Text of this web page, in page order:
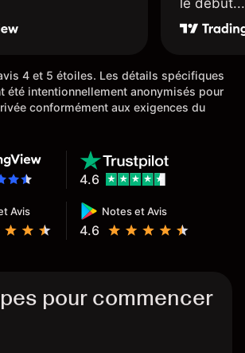
le début...
4 et 5 étoiles. Les détails spécifiques
été intentionnellement anonymisés pour
conformément aux exigences du
Avis Notes et Avis
4.6
4.6
pour commencer